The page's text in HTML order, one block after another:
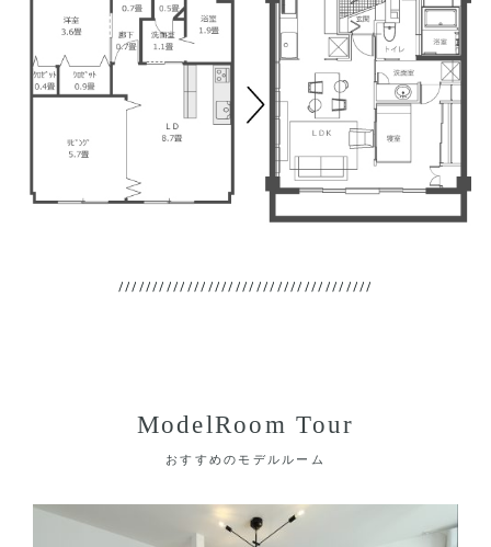
ModelRoom Tour
おすすめのモデルルーム